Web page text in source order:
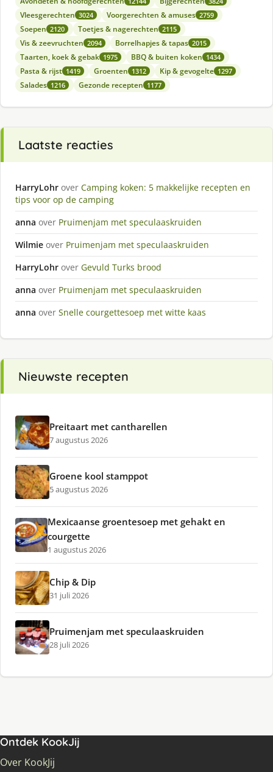
Vleesgerechten 3024 Voorgerechten & amuses 2759
Soepen 2120 Toetjes & nagerechten 2115
Vis & zeevruchten 2094 Borrelhapjes & tapas 2015
Taarten, koek & gebak 1975 BBQ & buiten koken 1434
Pasta & rijst 1419 Groenten 1312 Kip & gevogelte 1297
Salades 1216 Gezonde recepten 1177
Laatste reacties
HarryLohr over Camping koken: 5 makkelijke recepten en
tips voor op de camping
anna over Pruimenjam met speculaaskruiden
Wilmie over Pruimenjam met speculaaskruiden
HarryLohr over Gevuld Turks brood
anna over Pruimenjam met speculaaskruiden
anna over Snelle courgettesoep met witte kaas
Nieuwste recepten
Preitaart met cantharellen
7 augustus 2026
Groene kool stamppot
5 augustus 2026
Mexicaanse groentesoep met gehakt en
courgette
1 augustus 2026
Chip & Dip
31 juli 2026
Pruimenjam met speculaaskruiden
28 juli 2026
Ontdek KookJij
Over KookJij